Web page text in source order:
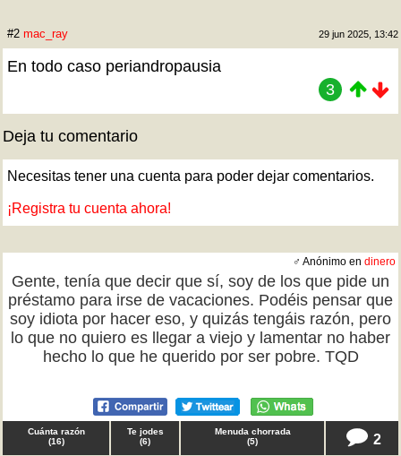
#2 mac_ray 29 jun 2025, 13:42
En todo caso periandropausia
3
Deja tu comentario
Necesitas tener una cuenta para poder dejar comentarios.
¡Registra tu cuenta ahora!
♂ Anónimo en dinero
Gente, tenía que decir que sí, soy de los que pide un
préstamo para irse de vacaciones. Podéis pensar que
soy idiota por hacer eso, y quizás tengáis razón, pero
lo que no quiero es llegar a viejo y lamentar no haber
hecho lo que he querido por ser pobre. TQD
Cuánta razón
(16)
Te jodes
(6)
Menuda chorrada
(5) 2